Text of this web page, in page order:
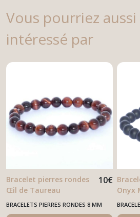
Vous pourriez
intéressé par
Bracelet pierres rondes
Œil de Taureau
10€
BRACELETS PIERRES RONDES 8 MM
Onyx